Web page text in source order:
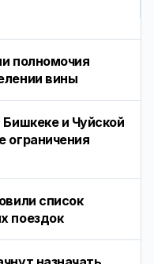
полномочия
вины
и Чуйской
ограничения
список
поездок